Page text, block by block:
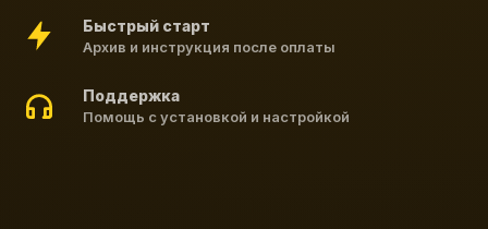
Быстрый старт
Архив и инструкция после оплаты
Поддержка
Помощь с установкой и настройкой